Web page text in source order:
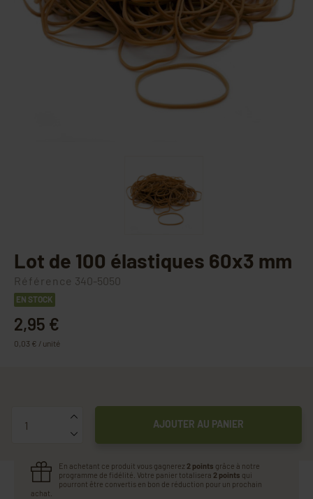
Lot de 100 élastiques 60x3 mm
Référence 340-5050
EN STOCK
2,95 €
0,03 € / unité
AJOUTER AU PANIER
En achetant ce produit vous gagnerez 2 points grâce à notre
programme de fidélité. Votre panier totalisera 2 points qui
pourront être convertis en bon de réduction pour un prochain
achat.